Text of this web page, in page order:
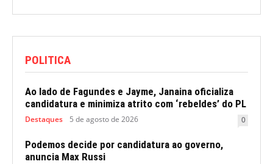
POLITICA
Ao lado de Fagundes e Jayme, Janaina oficializa
candidatura e minimiza atrito com ‘rebeldes’ do PL
Destaques 5 de agosto de 2026 0
Podemos decide por candidatura ao governo,
anuncia Max Russi